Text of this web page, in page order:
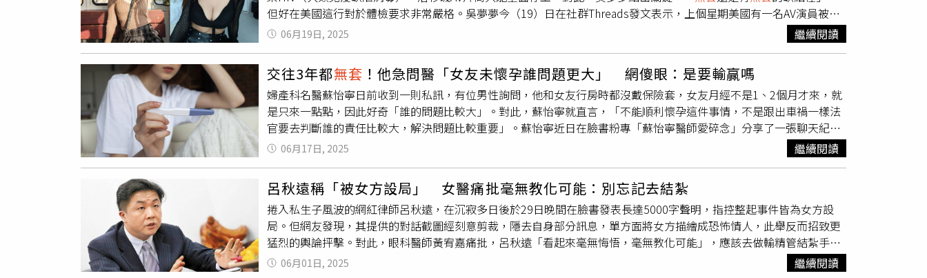
建議可到城隍廟、地藏王菩薩廟稟告化解，問心無愧有冤屈可找包公伸張正義。CTWANT提醒您：民俗信仰僅供參考，
請勿過度迷信！
但好在美國這行對於體檢要求非常嚴格。吳夢夢今（19）日在社群Threads發文表示，上個星期美國有一名AV演員被驗
出HIV（人類免疫缺陷病毒），目前整個洛杉磯地區的AV產業都受到影響，只能全面停工，影響時間至少14天；從吳夢
夢得知的消息，當地片商預計在下個星期開始復拍。針對洛杉磯AV產業突如其來的慘況，吳夢夢表示，「所以說無套還
的缺點在」，但她認為好在美國整個AV產業鏈，對於體檢方面的要求是相當嚴格的。此前，吳夢夢就曾回答網
友提問「為何歐美影片不太戴套」，她指出，歐美AV產業所有從業人員每14天就必須接受一次完整的健康檢查，才能持
續參與拍攝，無論期間內是否從事性行為都不例外。而歐美AV產業在體檢方面的檢查內容，涵蓋各種性病篩檢，費用落
在200美元至250美元之間（約新台幣6000元至7500元），若想要更快速取得報告，還須加價。吳夢夢也分享台灣成人
影業在體檢方面相對寬鬆，台灣多數AV男優只需每1至3個月進行一次檢查，內容包括HIV（人類免疫缺陷病毒）、淋
病、梅毒與菜花等病症篩查。
06月19日, 2025 繼續閱讀
交往3年都無套 ！他急問醫「女友未懷孕誰問題更大」 網傻眼：是要輸贏嗎
婦產科名醫蘇怡寧日前收到一則私訊，有位男性詢問，他和女友行房時都沒戴保險套，女友月經不是1、2個月才來，就
是只來一點點，因此好奇「誰的問題比較大」。對此，蘇怡寧就直言，「不能順利懷孕這件事情，不是跟出車禍一樣法
官要去判斷誰的責任比較大，解決問題比較重要」。蘇怡寧近日在臉書粉專「蘇怡寧醫師愛碎念」分享了一張聊天紀錄
截圖，可以看見對方私訊他：「蘇怡寧醫師您好，我想問，我和女朋友在一起快3年，行房都沒戴套，都在裡面。她月
經有時候1、2個月才來，不然就是來一點點，想問是誰的問題比較大，謝謝你」。接著，蘇怡寧就解答「誰的問題比較
大不重要，解決問題比較重要」。當事人看見後，也隨即回應「好像也是喔，謝謝」。對此，蘇怡寧在貼文中寫道，能
不能順利懷孕，不是和出車禍一樣，要法官去判斷誰的責任比較大，解決問題才是更重要的。蘇怡寧也舉例，前陣子有
位女子備孕3年都沒有懷孕，當時她想著自己月經不是很規律，因此到門診調經調了2年，無奈還是沒有好消息，「中間
一直提醒，也要請老公一起來檢查一下，但先生一直覺得自己沒有問題，沒有出現，最後精液檢查發現，先生其實沒有
會游泳的蟲蟲」。貼文曝光後，不少網友紛紛在底下留言，「這問法好讓人反感，是要輸贏嗎？希望女方婚前快逃
啊」、「誰的問題比較大？是要跟女友輸贏了嗎？如果是女方問題打算換一個？」、「最後一句很大男人主義啊！內心
06月17日, 2025 繼續閱讀
呂秋遠稱「被女方設局」 女醫痛批毫無教化可能：別忘記去結紮
捲入私生子風波的網紅律師呂秋遠，在沉寂多日後於29日晚間在臉書發表長達5000字聲明，指控整起事件皆為女方設
局。但網友發現，其提供的對話截圖經刻意剪裁，隱去自身部分訊息，單方面將女方描繪成恐怖情人，此舉反而招致更
猛烈的輿論抨擊。對此，眼科醫師黃宥嘉痛批，呂秋遠「看起來毫無悔悟，毫無教化可能」，應該去做輸精管結紮手
術。黃宥嘉昨（5月30日）在臉書發文感嘆，身為律師界老江湖的呂秋遠會被設計？通常是愛情沖昏了頭的人才會被騙
06月01日, 2025 繼續閱讀